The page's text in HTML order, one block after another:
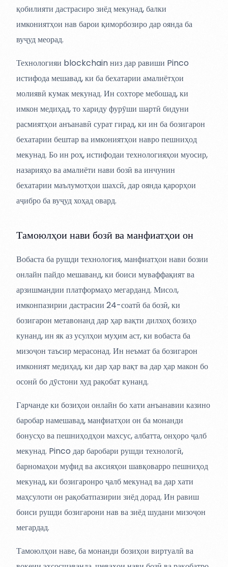
қобилияти дастрасиро зиёд мекунад, балки
имкониятҳои нав барои қиморбозиро дар оянда ба
вуҷуд меорад.
Технологияи blockchain низ дар равиши Pinco
истифода мешавад, ки ба бехатарии амалиётҳои
молиявӣ кумак мекунад. Ин сохторе мебошад, ки
имкон медиҳад, то хариду фурӯши шартӣ бидуни
расмиятҳои анъанавӣ сурат гирад, ки ин ба бозигарон
бехатарии бештар ва имкониятҳои навро пешниҳод
мекунад. Бо ин роҳ, истифодаи технологияҳои муосир,
назарияҳо ва амалиёти нави бозӣ ва инчунин
бехатарии маълумотҳои шахсӣ, дар оянда қарорҳои
аҷибро ба вуҷуд хоҳад овард.
Тамоюлҳои нави бозӣ ва манфиатҳои он
Вобаста ба рушди технология, манфиатҳои нави бозии
онлайн пайдо мешаванд, ки боиси муваффақият ва
арзишмандии платформаҳо мегарданд. Мисол,
имконпазирии дастрасии 24-соатӣ ба бозӣ, ки
бозигарон метавонанд дар ҳар вақти дилхоҳ бозиҳо
кунанд, ин як аз усулҳои муҳим аст, ки вобаста ба
мизоҷон таъсир мерасонад. Ин неъмат ба бозигарон
имконият медиҳад, ки дар ҳар вақт ва дар ҳар макон бо
осонӣ бо дӯстони худ рақобат кунанд.
Гарчанде ки бозиҳои онлайн бо хати анъанавии казино
баробар намешавад, манфиатҳои он ба монанди
бонусҳо ва пешниҳодҳои махсус, албатта, онҳоро ҷалб
мекунад. Pinco дар баробари рушди технологӣ,
барномаҳои муфид ва аксияҳои шавқоварро пешниҳод
мекунад, ки бозигаронро ҷалб мекунад ва дар хати
маҳсулоти он рақобатпазирии зиёд дорад. Ин равиш
боиси рушди бозигарони нав ва зиёд шудани мизоҷон
мегардад.
Тамоюлҳои наве, ба монанди бозиҳои виртуалӣ ва